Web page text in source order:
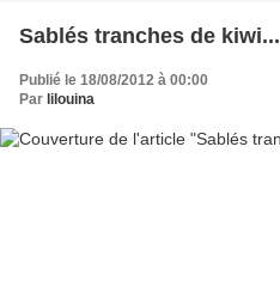
Sablés tranches de kiwi...
Publié le 18/08/2012 à 00:00
Par lilouina